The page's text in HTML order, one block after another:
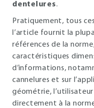
dentelures.
Pratiquement, tous
l’article fournit la
références de la
caractéristiques
d’informations,
cannelures et sur
géométrie,
directement à la